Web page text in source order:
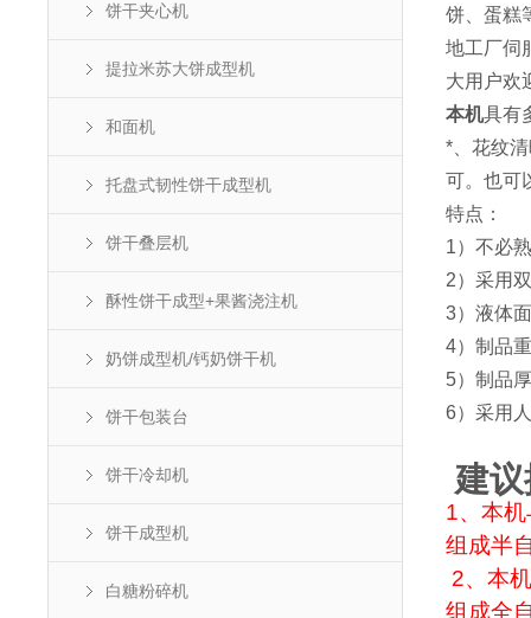
饼干夹心机
提拉米苏大饼成型机
和面机
托盘式韧性饼干成型机
饼干叠层机
酥性饼干成型+果酱浇注机
奶饼成型机/钙奶饼干机
饼干包装台
饼干冷却机
饼干成型机
白糖粉碎机
饼、蛋糕
地工厂伺
大用户欢
本机具有
*、花纹
可。也可
特点：
1）不必
2）采用
3）液体
4）制品
5）制品
6）采用
建
1、本
组成半
2、本
组成全